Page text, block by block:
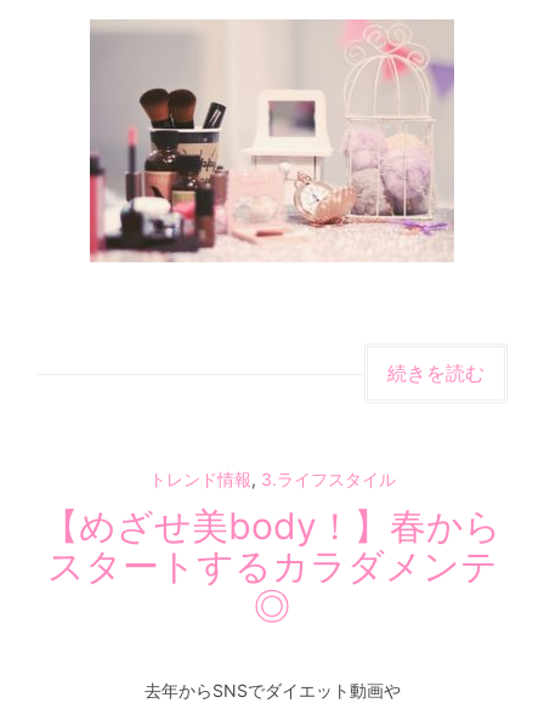
続きを読む
トレンド情報, 3.ライフスタイル
【めざせ美body！】春から
スタートするカラダメンテ
◎
去年からSNSでダイエット動画や